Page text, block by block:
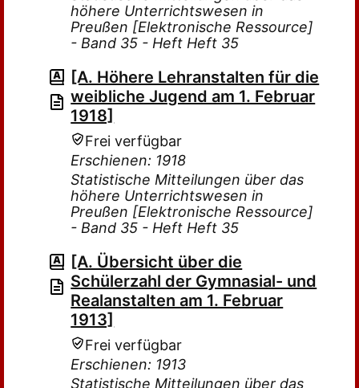
höhere Unterrichtswesen in
Preußen [Elektronische Ressource]
- Band 35 - Heft Heft 35
[A. Höhere Lehranstalten für die
weibliche Jugend am 1. Februar
1918]
Frei verfügbar
Erschienen: 1918
Statistische Mitteilungen über das
höhere Unterrichtswesen in
Preußen [Elektronische Ressource]
- Band 35 - Heft Heft 35
[A. Übersicht über die
Schülerzahl der Gymnasial- und
Realanstalten am 1. Februar
1913]
Frei verfügbar
Erschienen: 1913
Statistische Mitteilungen über das